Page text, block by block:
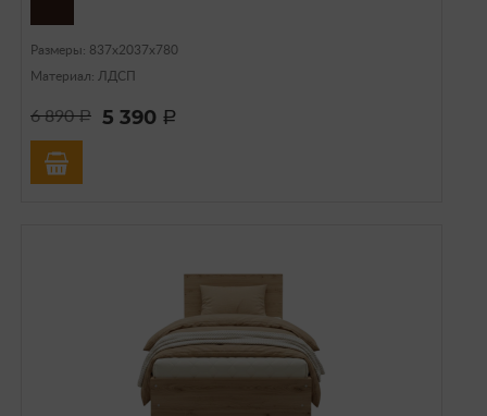
Размеры: 837х2037х780
Материал: ЛДСП
6 890a 5 390 a